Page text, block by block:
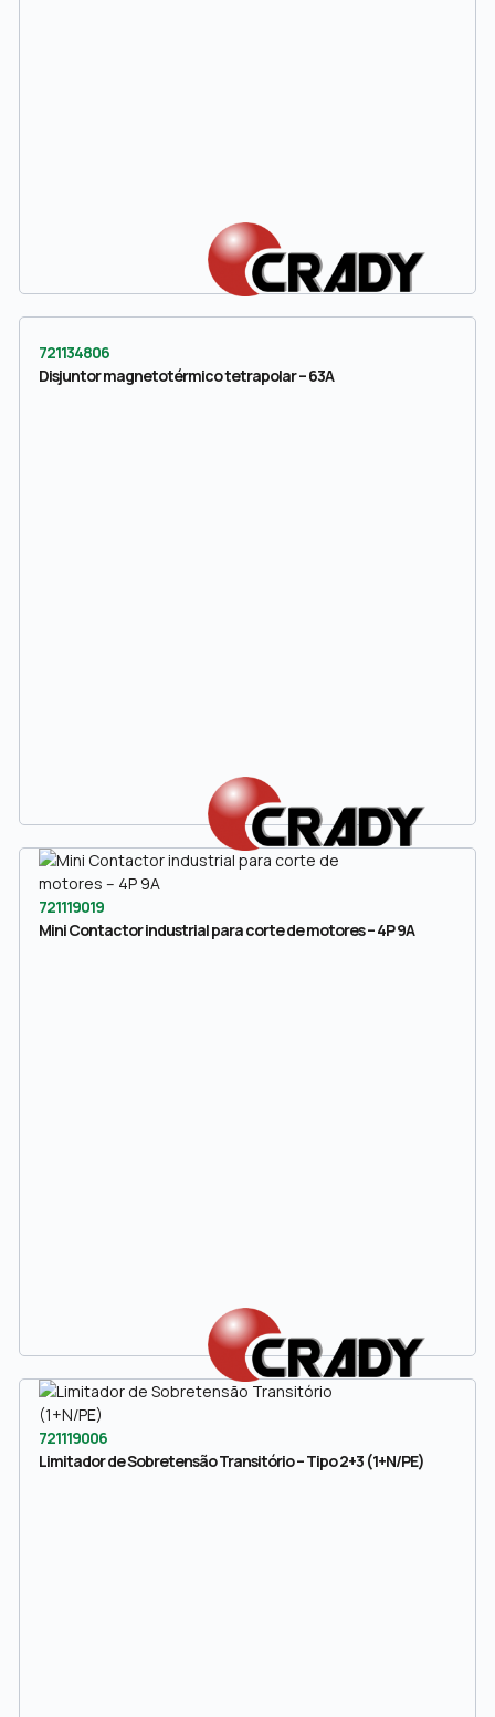
721134806
Disjuntor magnetotérmico tetrapolar – 63A
721119019
Mini Contactor industrial para corte de motores – 4P 9A
721119006
Limitador de Sobretensão Transitório – Tipo 2+3 (1+N/PE)